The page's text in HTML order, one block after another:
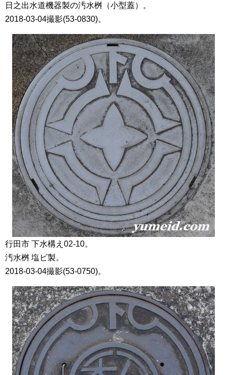
日之出水道機器製の汚水桝（小型蓋）。
2018-03-04撮影(53-0830)。
行田市 下水構え02-10。
汚水桝 塩ビ製。
2018-03-04撮影(53-0750)。